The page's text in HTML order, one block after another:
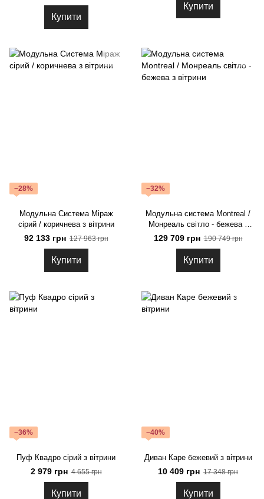
Купити
Купити
−28%
Модульна Система Міраж
сірий / коричнева з вітрини
92 133 грн 127 963 грн
Купити
−32%
Модульна система Montreal /
Монреаль світло - бежева з
вітрини
129 709 грн 190 749 грн
Купити
−36%
Пуф Квадро сірий з вітрини
2 979 грн 4 655 грн
Купити
−40%
Диван Каре бежевий з вітрини
10 409 грн 17 348 грн
Купити